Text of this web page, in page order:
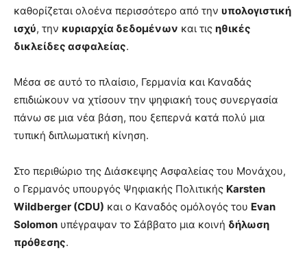
καθορίζεται ολοένα περισσότερο από την υπολογιστική
ισχύ, την κυριαρχία δεδομένων και τις ηθικές
δικλείδες ασφαλείας.
Μέσα σε αυτό το πλαίσιο, Γερμανία και Καναδάς
επιδιώκουν να χτίσουν την ψηφιακή τους συνεργασία
πάνω σε μια νέα βάση, που ξεπερνά κατά πολύ μια
τυπική διπλωματική κίνηση.
Στο περιθώριο της Διάσκεψης Ασφαλείας του Μονάχου,
ο Γερμανός υπουργός Ψηφιακής Πολιτικής Karsten
Wildberger (CDU) και ο Καναδός ομόλογός του Evan
Solomon υπέγραψαν το Σάββατο μια κοινή δήλωση
πρόθεσης.